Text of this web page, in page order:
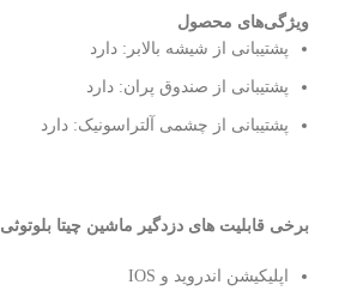
ویژگی‌های محصول
پشتیبانی از شیشه بالابر: دارد
پشتیبانی از صندوق پران: دارد
پشتیبانی از چشمی آلتراسونیک: دارد
برخی قابلیت های دزدگیر ماشین چیتا بلوتوثی
اپلیکیشن اندروید و IOS